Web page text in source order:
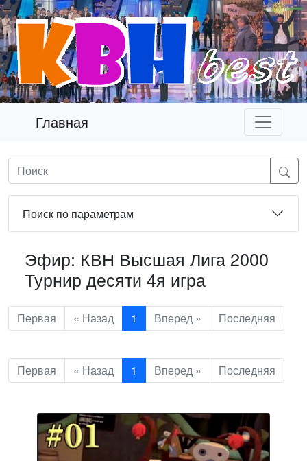
Главная
Поиск по параметрам
Эфир: КВН Высшая Лига 2000
Турнир десяти 4я игра
Первая « Назад 1 Вперед » Последняя
Первая « Назад 1 Вперед » Последняя